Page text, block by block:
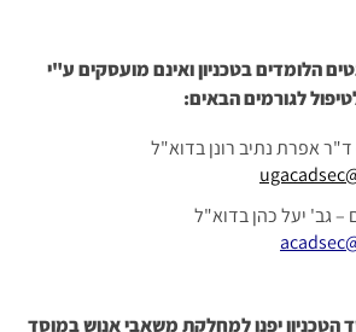
הלומדים בטכניון ואינם מועסקים ע"י
לגורמים הבאים:
אפרת נתיב רונן בדוא"ל
– גב' יעל כהן בדוא"ל
הטכניון יפנו למחלקת משאבי אנוש במוסד